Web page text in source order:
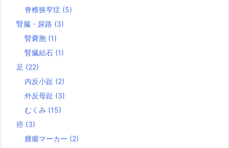
脊椎狭窄症 (5)
腎臓・尿路 (3)
腎嚢胞 (1)
腎臓結石 (1)
足 (22)
内反小趾 (2)
外反母趾 (3)
むくみ (15)
癌 (3)
腫瘍マーカー (2)